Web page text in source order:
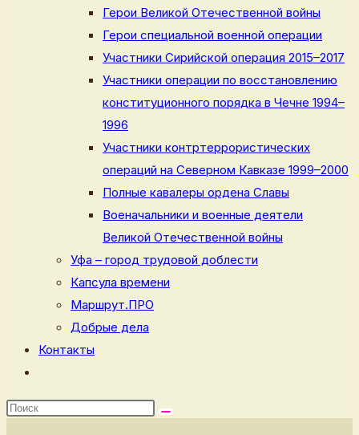
Герои Великой Отечественной войны
Герои специальной военной операции
Участники Сирийской операция 2015–2017
Участники операции по восстановлению
конституционного порядка в Чечне 1994–
1996
Участники контртеррористических
операций на Северном Кавказе 1999–2000
Полные кавалеры ордена Славы
Военачальники и военные деятели
Великой Отечественной войны
Уфа – город трудовой доблести
Капсула времени
Маршрут.ПРО
Добрые дела
Контакты
по